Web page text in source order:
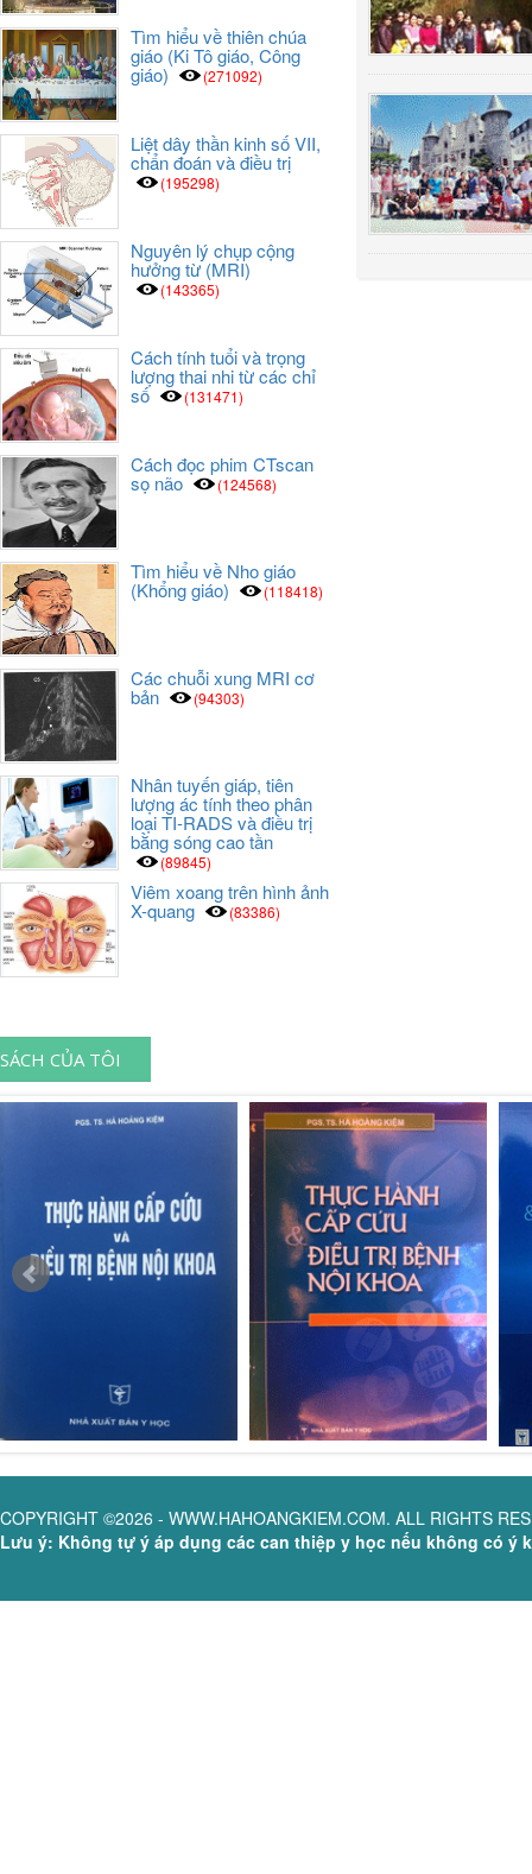
Tìm hiểu về thiên chúa
giáo (Ki Tô giáo, Công
giáo) (271092)
Liệt dây thần kinh số VII,
chẩn đoán và điều trị
(195298)
Nguyên lý chụp cộng
hưởng từ (MRI)
(143365)
Cách tính tuổi và trọng
lượng thai nhi từ các chỉ
số (131471)
Cách đọc phim CTscan
sọ não (124568)
Tìm hiểu về Nho giáo
(Khổng giáo) (118418)
Các chuỗi xung MRI cơ
bản (94303)
Nhân tuyến giáp, tiên
lượng ác tính theo phân
loại TI-RADS và điều trị
bằng sóng cao tần
(89845)
Viêm xoang trên hình ảnh
X-quang (83386)
SÁCH CỦA TÔI
COPYRIGHT ©2026 - WWW.HAHOANGKIEM.COM. ALL RIGHTS
Lưu ý: Không tự ý áp dụng các can thiệp y học nếu không có ý